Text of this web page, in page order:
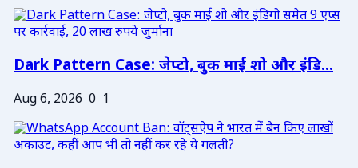
Dark Pattern Case: जेप्टो, बुक माई शो और इंडि...
Aug 6, 2026 0 1